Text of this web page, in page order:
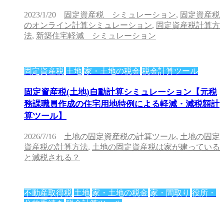
2023/1/20 固定資産税 シミュレーション, 固定資産税
のオンライン計算シミュレーション, 固定資産税計算方
法, 新築住宅軽減 シミュレーション
固定資産税 土地 家・土地の税金 税金計算ツール
固定資産税(土地)自動計算シミュレーション【元税
務課職員作成の住宅用地特例による軽減・減税額計
算ツール】
2026/7/16 土地の固定資産税の計算ツール, 土地の固定
資産税の計算方法, 土地の固定資産税は家が建っている
と減税される？
不動産取得税 土地 家・土地の税金 家・間取り 役所・